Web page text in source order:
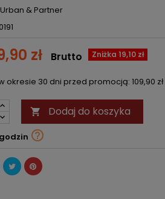
& Partner
zł Zniżka 19,10 zł
Brutto
okresie 30 dni przed promocją: 109,90 zł
 Dodaj do koszyka
